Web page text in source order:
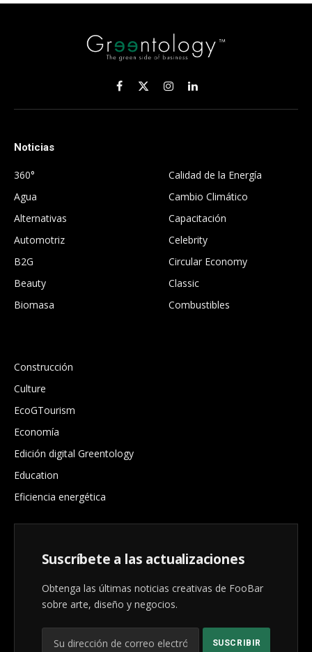
Facebook
X
(Twitter)
InstagramLinkedIn
Noticias
360°
Agua
Alternativas
Automotriz
B2G
Beauty
Biomasa
Calidad de la Energía
Cambio Climático
Capacitación
Celebrity
Circular Economy
Classic
Combustibles
Construcción
Culture
EcoGTourism
Economía
Edición digital Greentology
Education
Eficiencia energética
Suscríbete a las actualizaciones
Obtenga las últimas noticias creativas de FooBar
sobre arte, diseño y negocios.